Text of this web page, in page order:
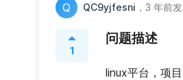
Q QC9yjfesni ，3 年前
1
问题描述
linux平台，项